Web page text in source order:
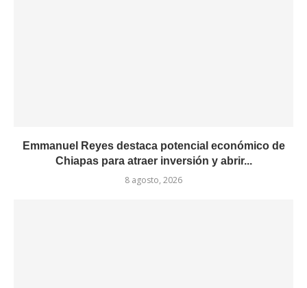
Emmanuel Reyes destaca potencial económico de
Chiapas para atraer inversión y abrir...
8 agosto, 2026